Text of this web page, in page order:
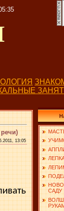
13:05
САДУ